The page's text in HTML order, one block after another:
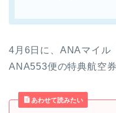
4月6日に、ANAマイル
ANA553便の特典航空券
あわせて読みたい